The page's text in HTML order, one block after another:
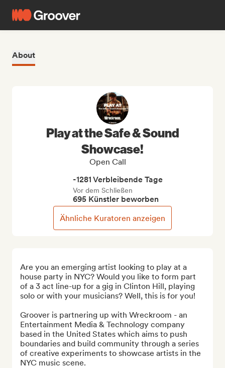
About
Are you an emerging artist looking to play at a
house party in NYC? Would you like to form part
of a 3 act line-up for a gig in Clinton Hill, playing
solo or with your musicians? Well, this is for you!
Groover is partnering up with Wreckroom - an
Entertainment Media & Technology company
based in the United States which aims to push
boundaries and build community through a series
of creative experiments to showcase artists in the
NYC music scene.
Play at the Safe & Sound
Showcase!
Open Call
-1281 Verbleibende Tage
Vor dem Schließen
695 Künstler beworben
Ähnliche Kuratoren anzeigen